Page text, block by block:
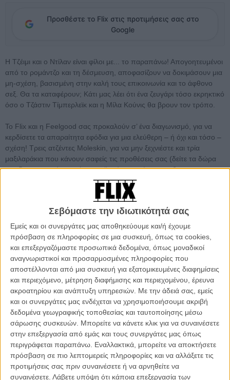
Σεβόμαστε την ιδιωτικότητά σας
Εμείς και οι συνεργάτες μας αποθηκεύουμε και/ή έχουμε
πρόσβαση σε πληροφορίες σε μια συσκευή, όπως τα cookies,
και επεξεργαζόμαστε προσωπικά δεδομένα, όπως μοναδικοί
αναγνωριστικοί και προσαρμοσμένες πληροφορίες που
αποστέλλονται από μια συσκευή για εξατομικευμένες διαφημίσεις
και περιεχόμενο, μέτρηση διαφήμισης και περιεχομένου, έρευνα
ακροατηρίου και ανάπτυξη υπηρεσιών. Με την άδειά σας, εμείς
και οι συνεργάτες μας ενδέχεται να χρησιμοποιήσουμε ακριβή
δεδομένα γεωγραφικής τοποθεσίας και ταυτοποίησης μέσω
σάρωσης συσκευών. Μπορείτε να κάνετε κλικ για να συναινέσετε
στην επεξεργασία από εμάς και τους συνεργάτες μας όπως
περιγράφεται παραπάνω. Εναλλακτικά, μπορείτε να αποκτήσετε
πρόσβαση σε πιο λεπτομερείς πληροφορίες και να αλλάξετε τις
προτιμήσεις σας πριν συναινέσετε ή να αρνηθείτε να
συναινέσετε. Λάβετε υπόψη ότι κάποια επεξεργασία των
Προσθέστε το Flix στις προτιμήσεις σας στο
Google
Η Τζέιμι και ο Ντίλαν είναι φίλοι με... το παραπάνω! Απογοητευμένοι
από το ρομάντζο και τη δέσμευση, αποφασίζουν να δοκιμάσουν μια
μη-σχέση, βασισμένη στην καλή τους επικοινωνία και το άφθονο
σεξ. Θα τα καταφέρουν; Κάτι μας λέει ότι ένα ζευγάρι τόσο εκρηκτικό
όσο ο Τζάστιν Τίμπερλεϊκ και η Μίλα Κούνις θα βρουν τον τρόπο.
Το Flix και η Feelgood σας προκαλούν σ’ ένα διαγωνισμό, για να
κερδίσετε τα απαραίτητα εφόδια για μια ελεύθερη – ή όχι και τόσο –
σχέση! Τρεις ατζέντες Moleskin, για να μην ξεχνιέστε και τρία
μαξιλαράκια που κάνουν σαφείς τις προθέσεις σας (δείτε τα δώρα
του διαγωνισμού στο photo gallery), περιμένουν να βρουν
Για να συμμετάσχετε στο διαγωνισμό, γράψτε μας παρακάτω
στα σχόλια: ποια ατάκα, «δανεισμένη» από ταινία, έχετε
χρησιμοποιήσει φλερτάροντας;
Θυμηθείτε, όταν υποβάλλετε το σχόλιό σας, να σημειώσετε και το
email σας – δεν εμφανίζεται στο site, αλλά το χρειαζόμαστε για να
σας ενημερώσουμε εάν κερδίσετε.
Ο διαγωνισμός λήγει το βράδυ της Τρίτης, 4 Οκτωβρίου και οι
νικητές θα κληρωθούν και θ’ ανακοινωθούν το πρωί της Τετάρτης.
Tags: όχι μόνο φίλοι, Τζάστιν Τίμπερλεϊκ, μίλα κούνις,
WITH BENEFITS,
justin timberlake, mila kunis